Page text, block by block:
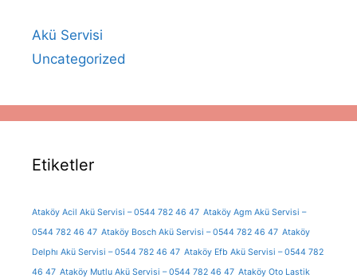
Akü Servisi
Uncategorized
Etiketler
Ataköy Acil Akü Servisi – 0544 782 46 47 Ataköy Agm Akü Servisi –
0544 782 46 47 Ataköy Bosch Akü Servisi – 0544 782 46 47 Ataköy
Delphı Akü Servisi – 0544 782 46 47 Ataköy Efb Akü Servisi – 0544 782
46 47 Ataköy Mutlu Akü Servisi – 0544 782 46 47 Ataköy Oto Lastik